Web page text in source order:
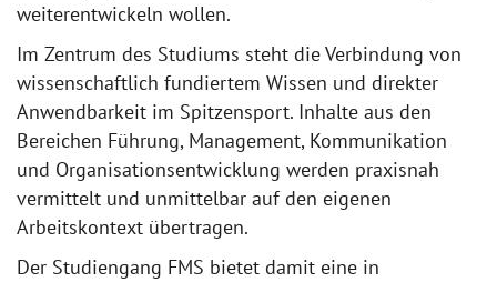
weiterentwickeln wollen.
Im Zentrum des Studiums steht die Verbindung von
wissenschaftlich fundiertem Wissen und direkter
Anwendbarkeit im Spitzensport. Inhalte aus den
Bereichen Führung, Management, Kommunikation
und Organisationsentwicklung werden praxisnah
vermittelt und unmittelbar auf den eigenen
Arbeitskontext übertragen.
Der Studiengang FMS bietet damit eine in